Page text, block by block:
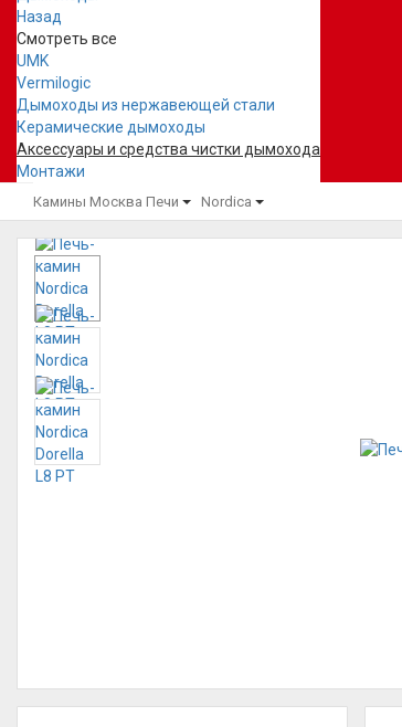
Назад
Смотреть все
UMK
Vermilogic
Дымоходы из нержавеющей стали
Керамические дымоходы
Аксессуары и средства чистки дымохода
Монтажи
Камины Москва Печи Nordica